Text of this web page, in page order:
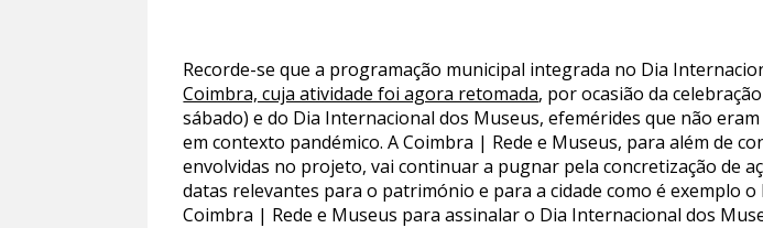
Recorde-se que a programação municipal integrada no Dia
Coimbra, cuja atividade foi agora retomada, por ocasião da
sábado) e do Dia Internacional dos Museus, efemérides que não
em contexto pandémico. A Coimbra | Rede e Museus, para além de
envolvidas no projeto, vai continuar a pugnar pela concretização de
datas relevantes para o património e para a cidade como é exemplo
Coimbra | Rede e Museus para assinalar o Dia Internacional dos